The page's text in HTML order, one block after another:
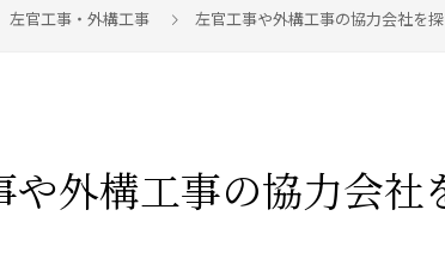
左官工事・外構工事 左官工事や外構工事の協力会社を
や外構工事の協力会社